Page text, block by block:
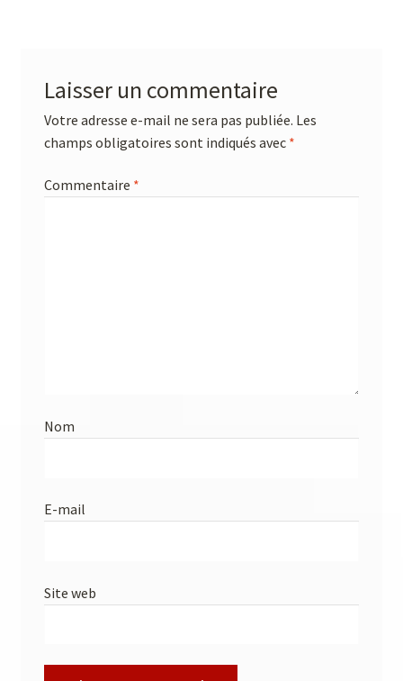
Laisser un commentaire
Votre adresse e-mail ne sera pas publiée. Les
champs obligatoires sont indiqués avec *
Commentaire *
Nom
E-mail
Site web